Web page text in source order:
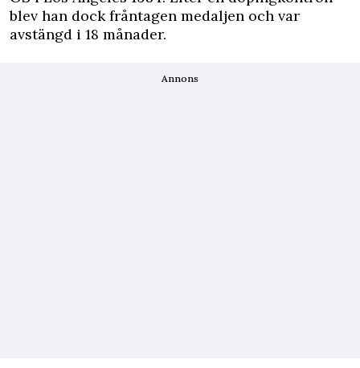
blev han dock fråntagen medaljen och var
avstängd i 18 månader.
Annons